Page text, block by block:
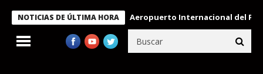
NOTICIAS DE ÚLTIMA HORAAeropuerto Internacional del Pacífico